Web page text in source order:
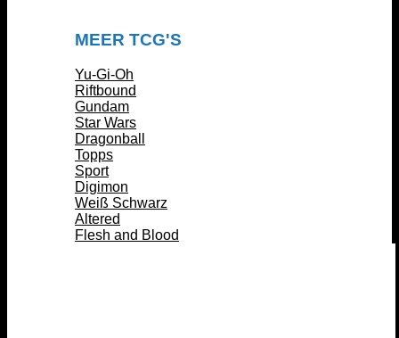
MEER TCG'S
Yu-Gi-Oh
Riftbound
Gundam
Star Wars
Dragonball
Topps
Sport
Digimon
Weiß Schwarz
Altered
Flesh and Blood